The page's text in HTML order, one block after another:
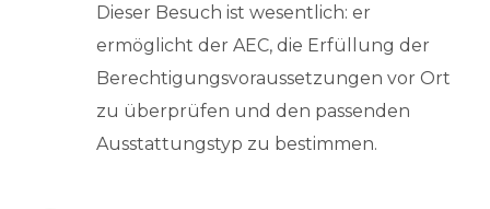
Dieser Besuch ist wesentlich: er
ermöglicht der AEC, die Erfüllung der
Berechtigungsvoraussetzungen vor Ort
zu überprüfen und den passenden
Ausstattungstyp zu bestimmen.